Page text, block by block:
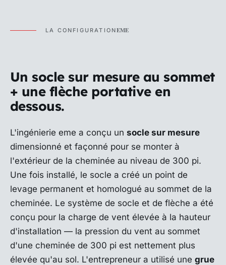
LA CONFIGURATIONEME
Un socle sur mesure au sommet
+ une flèche portative en
dessous.
L'ingénierie eme a conçu un socle sur mesure
dimensionné et façonné pour se monter à
l'extérieur de la cheminée au niveau de 300 pi.
Une fois installé, le socle a créé un point de
levage permanent et homologué au sommet de la
cheminée. Le système de socle et de flèche a été
conçu pour la charge de vent élevée à la hauteur
d'installation — la pression du vent au sommet
d'une cheminée de 300 pi est nettement plus
élevée qu'au sol. L'entrepreneur a utilisé une grue